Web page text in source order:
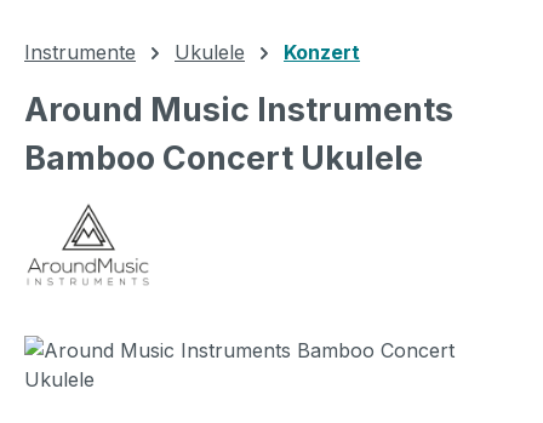
Instrumente Ukulele Konzert
Around Music Instruments
Bamboo Concert Ukulele
Bildergalerie überspringen